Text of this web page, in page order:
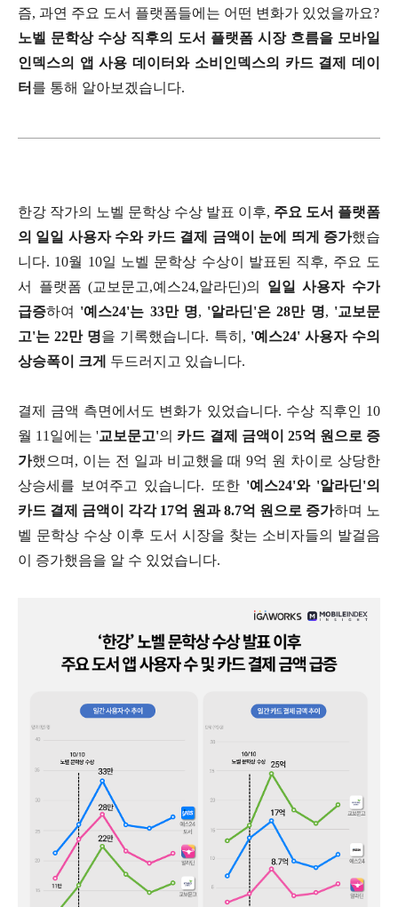
즘, 과연 주요 도서 플랫폼들에는 어떤 변화가 있었을까요?
노벨 문학상 수상 직후의 도서 플랫폼 시장 흐름을 모바일
인덱스의 앱 사용 데이터와 소비인덱스의 카드 결제 데이
터 를 통해 알아보겠습니다.
한강 작가의 노벨 문학상 수상 발표 이후, 주요 도서 플랫폼
의 일일 사용자 수와 카드 결제 금액이 눈에 띄게 증가했습
니다. 10월 10일 노벨 문학상 수상이 발표된 직후, 주요 도
서 플랫폼 (교보문고,예스24,알라딘)의
일일 사용자 수가
급증하여 '예스24'는 33만 명, '알라딘'은 28만 명, '교보문
고'는 22만 명을 기록했습니다. 특히, '예스24' 사용자 수의
상승폭이 크게
두드러지고 있습니다.
결제 금액 측면에서도 변화가 있었습니다. 수상 직후인 10
월 11일에는 '교보문고'의 카드 결제 금액이 25억 원으로 증
가했으며, 이는 전 일과 비교했을 때 9억 원 차이로 상당한
상승세를 보여주고 있습니다. 또한 '예스24'와 '알라딘'의
카드 결제 금액이 각각 17억 원과 8.7억 원으로 증가하며 노
벨 문학상 수상 이후 도서 시장을 찾는 소비자들의 발걸음
이 증가했음을 알 수 있었습니다.